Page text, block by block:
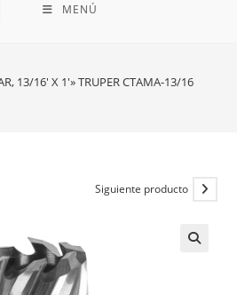
MENÚ
13/16′ X 1′» TRUPER CTAMA-13/16
Siguiente producto